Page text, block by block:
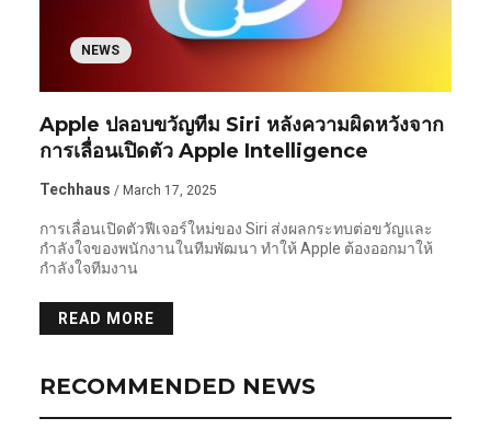
NEWS
Apple ปลอบขวัญทีม Siri หลังความผิดหวังจาก
การเลื่อนเปิดตัว Apple Intelligence
Techhaus / March 17, 2025
การเลื่อนเปิดตัวฟีเจอร์ใหม่ของ Siri ส่งผลกระทบต่อขวัญและ
กำลังใจของพนักงานในทีมพัฒนา ทำให้ Apple ต้องออกมาให้
กำลังใจทีมงาน
READ MORE
RECOMMENDED NEWS